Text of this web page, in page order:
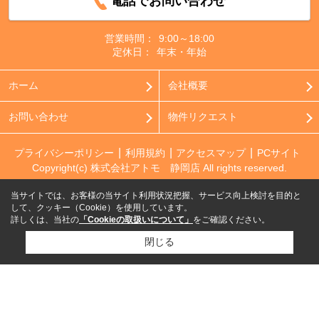
営業時間：
9:00～18:00
定休日：
年末・年始
ホーム 会社概要
お問い合わせ 物件リクエスト
プライバシーポリシー 利用規約 アクセスマップ
PCサイト
Copyright(c) 株式会社アトモ 静岡店 All rights reserved.
当サイトでは、お客様の当サイト利用状況把握、サービス向上検討を目的と
して、クッキー（Cookie）を使用しています。
詳しくは、当社の 「Cookieの取扱いについて」 をご確認ください。
閉じる